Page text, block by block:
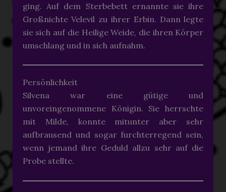
ging. Auf dem Sterbebett ernannte sie ihre
Großnichte Velevil zu ihrer Erbin. Dann legte
sie sich auf die Heilige Weide, die ihren Körper
umschlang und in sich aufnahm.
Persönlichkeit
Silvena war eine gütige und
unvoreingenommene Königin. Sie herrschte
mit Milde, konnte mitunter aber sehr
aufbrausend und sogar furchterregend sein,
wenn jemand ihre Geduld allzu sehr auf die
Probe stellte.